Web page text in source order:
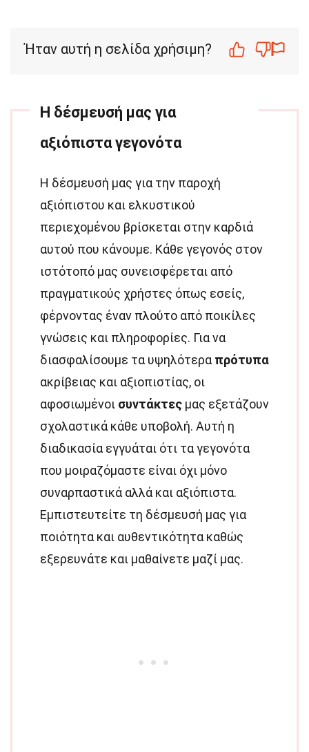
Ήταν αυτή η σελίδα χρήσιμη?
Η δέσμευσή μας για
αξιόπιστα γεγονότα
Η δέσμευσή μας για την παροχή
αξιόπιστου και ελκυστικού
περιεχομένου βρίσκεται στην καρδιά
αυτού που κάνουμε. Κάθε γεγονός στον
ιστότοπό μας συνεισφέρεται από
πραγματικούς χρήστες όπως εσείς,
φέρνοντας έναν πλούτο από ποικίλες
γνώσεις και πληροφορίες. Για να
διασφαλίσουμε τα υψηλότερα πρότυπα
ακρίβειας και αξιοπιστίας, οι
αφοσιωμένοι συντάκτες μας εξετάζουν
σχολαστικά κάθε υποβολή. Αυτή η
διαδικασία εγγυάται ότι τα γεγονότα
που μοιραζόμαστε είναι όχι μόνο
συναρπαστικά αλλά και αξιόπιστα.
Εμπιστευτείτε τη δέσμευσή μας για
ποιότητα και αυθεντικότητα καθώς
εξερευνάτε και μαθαίνετε μαζί μας.